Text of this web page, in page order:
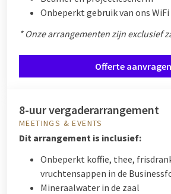
Onbeperkt gebruik van ons
* Onze arrangementen zijn exclusief
Offerte aanvragen
8-uur vergaderarrangement
MEETINGS & EVENTS
Dit arrangement is inclusief:
Onbeperkt koffie, thee,
vruchtensappen in de
Mineraalwater in de zaal